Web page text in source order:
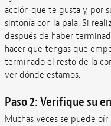
acción que te gusta y, por
sintonía con la pala. Si
después de haber
hacer que tengas que
terminado el resto de la
ver dónde estamos.
Paso 2: Verifique su
Muchas veces se puede